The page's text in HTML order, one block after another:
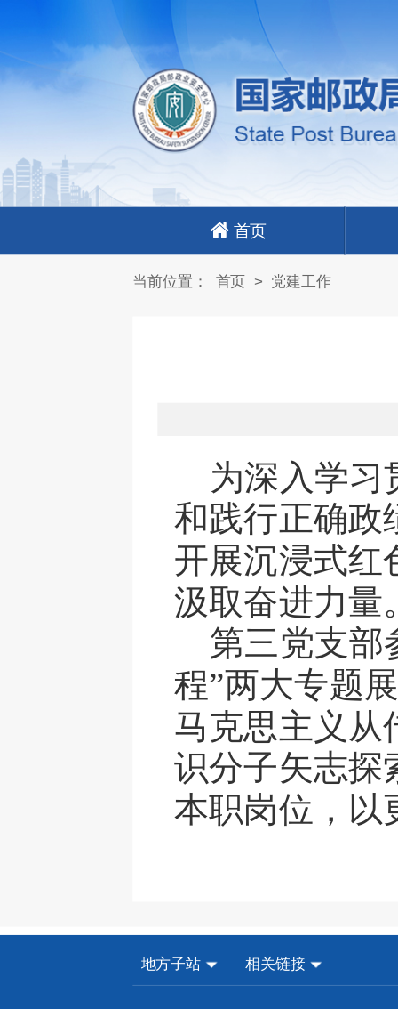
首页
当前位置： 首页 > 党建工作
为深入学习
和践行正确政
开展沉浸式红
汲取奋进力量
第三党支部
程”两大专题
马克思主义从
识分子矢志探
本职岗位， 以
地方子站 相关链接